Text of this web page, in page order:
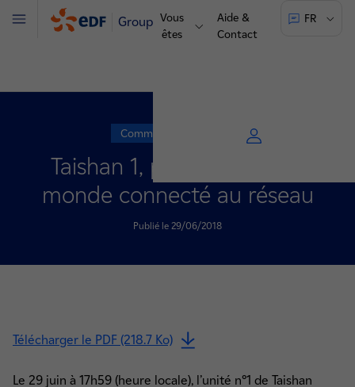
Groupe Vous
êtes
Aide &
Contact
FR
Menu
Communiqué de presse
Taishan 1, premier EPR au
monde connecté au réseau
Publié le 29/06/2018
Télécharger le PDF (218.7 Ko)
Le 29 juin à 17h59 (heure locale), l’unité n°1 de Taishan